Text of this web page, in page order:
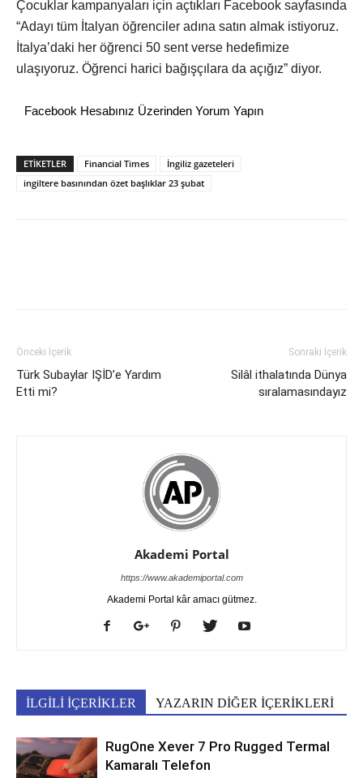
Çocuklar kampanyaları için açtıkları Facebook sayfasında
“Adayı tüm İtalyan öğrenciler adına satın almak istiyoruz.
İtalya’daki her öğrenci 50 sent verse hedefimize
ulaşıyoruz. Öğrenci harici bağışçılara da açığız” diyor.
Facebook Hesabınız Üzerinden Yorum Yapın
ETİKETLER Financial Times
İngiliz gazeteleri
ingiltere basınından özet başlıklar 23 şubat
Önceki İçerik
Türk Subaylar IŞİD’e Yardım
Etti mi?
Sonraki İçerik
Silâl ithalatında Dünya
sıralamasındayız
Akademi Portal
https://www.akademiportal.com
Akademi Portal kâr amacı gütmez.
İLGİLİ İÇERİKLER YAZARIN DİĞER İÇERİKLERİ
RugOne Xever 7 Pro Rugged Termal
Kamaralı Telefon